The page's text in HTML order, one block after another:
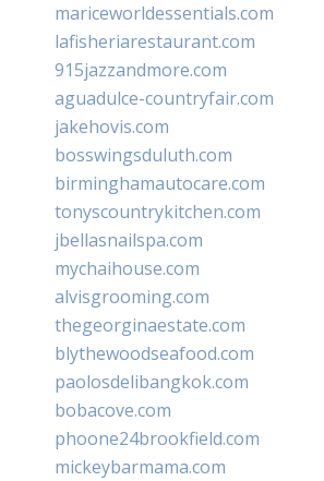
mariceworldessentials.com
lafisheriarestaurant.com
915jazzandmore.com
aguadulce-countryfair.com
jakehovis.com
bosswingsduluth.com
birminghamautocare.com
tonyscountrykitchen.com
jbellasnailspa.com
mychaihouse.com
alvisgrooming.com
thegeorginaestate.com
blythewoodseafood.com
paolosdelibangkok.com
bobacove.com
phoone24brookfield.com
mickeybarmama.com